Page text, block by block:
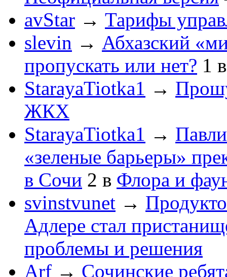
avStar → Тарифы
slevin → Абхазский
пропускать или нет? 1
StarayaTiotka1 →
ЖКХ
StarayaTiotka1 →
«зеленые барьеры»
в Сочи 2 в Флора и
svinstvunet →
Адлере стал
проблемы и решения
Arf → Сочинские